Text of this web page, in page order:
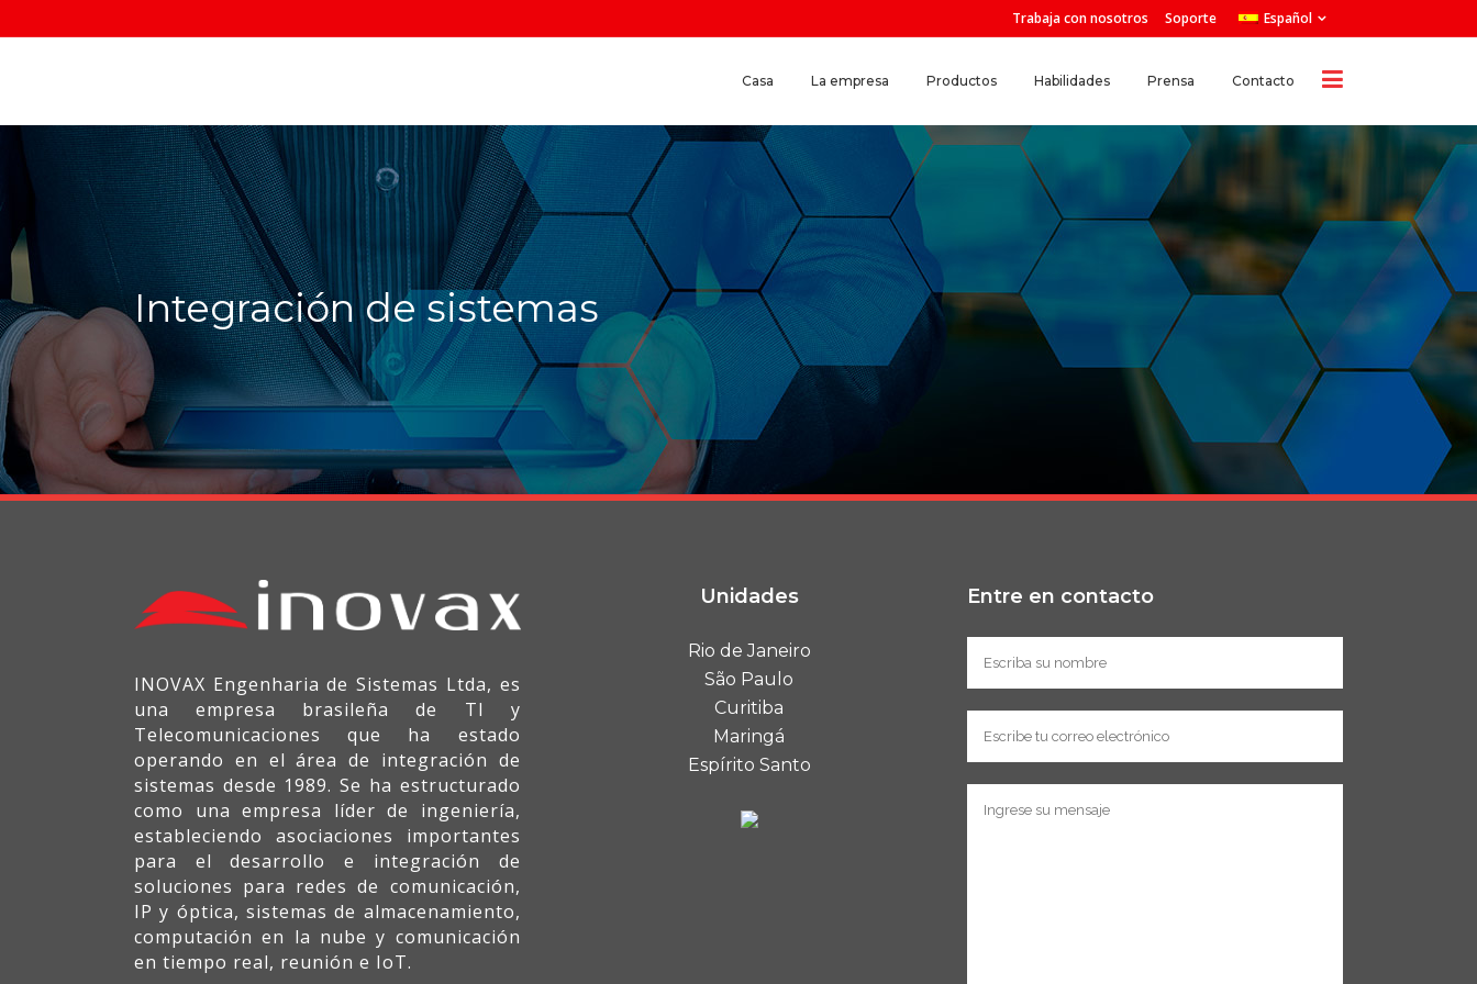
Trabaja con nosotros Soporte Español
Casa La empresa Productos Habilidades Prensa Contacto
Integración de sistemas
INOVAX Engenharia de Sistemas Ltda, es
una empresa brasileña de TI y
Telecomunicaciones que ha estado
operando en el área de integración de
sistemas desde 1989. Se ha estructurado
como una empresa líder de ingeniería,
estableciendo asociaciones importantes
para el desarrollo e integración de
soluciones para redes de comunicación,
IP y óptica, sistemas de almacenamiento,
computación en la nube y comunicación
en tiempo real, reunión e IoT.
Unidades
Rio de Janeiro
São Paulo
Curitiba
Maringá
Espírito Santo
Entre en contacto